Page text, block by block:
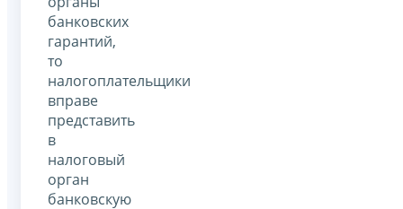
банковских
гарантий,
то
налогоплательщики
вправе
представить
в
налоговый
орган
банковскую